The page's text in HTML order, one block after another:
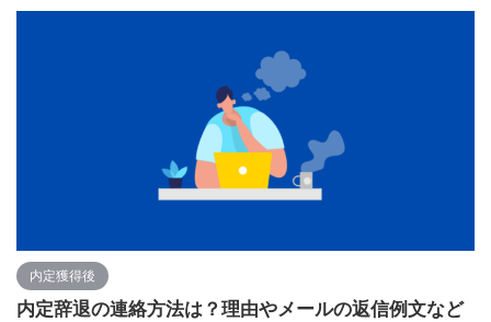
内定獲得後
内定辞退の連絡方法は？理由やメールの返信例文など